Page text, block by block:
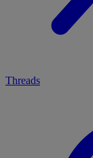
Threads